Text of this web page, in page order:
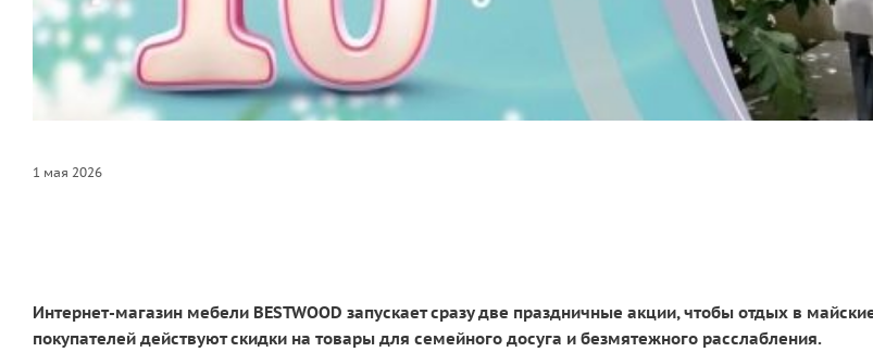
1 мая 2026
Интернет-магазин мебели BESTWOOD запускает сразу две праздничные акции, чтобы отдых в
покупателей действуют скидки на товары для семейного досуга и безмятежного расслабления.